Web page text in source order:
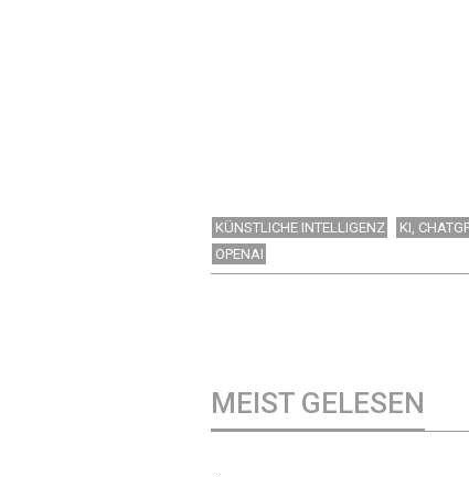
KÜNSTLICHE INTELLIGENZ KI,
OPENAI
MEIST GELESEN